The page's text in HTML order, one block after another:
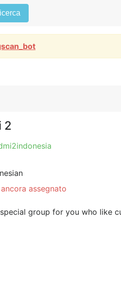
2
assegnato
group for you who like